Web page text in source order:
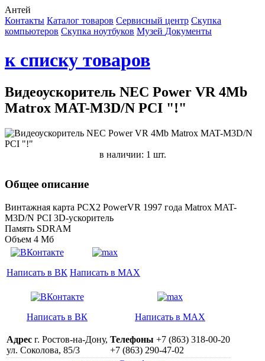
Антей
Контакты Каталог товаров Сервисный центр Cкупка
компьютеров Cкупка ноутбуков Музей Документы
к списку товаров
Видеоускоритель NEC Power VR 4Mb
Matrox MAT-M3D/N PCI "!"
в наличии: 1 шт.
Общее описание
Винтажная карта PCX2 PowerVR 1997 года Matrox MAT-
M3D/N PCI 3D-ускоритель
Память SDRAM
Объем 4 Мб
Написать в ВК Написать в MAX
Написать в ВК Написать в MAX
Адрес г. Ростов-на-Дону,
ул. Соколова, 85/3
Телефоны +7 (863) 318-00-20
+7 (863) 290-47-02